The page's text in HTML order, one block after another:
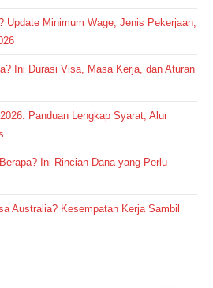
Update Minimum Wage, Jenis Pekerjaan,
Ini Durasi Visa, Masa Kerja, dan Aturan
Panduan Lengkap Syarat, Alur
Ini Rincian Dana yang Perlu
Australia? Kesempatan Kerja Sambil